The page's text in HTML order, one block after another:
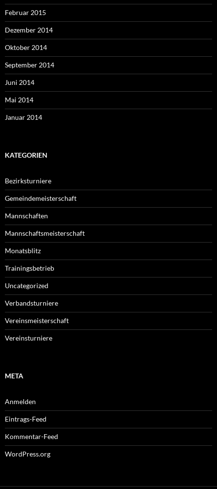
Februar 2015
Dezember 2014
Oktober 2014
September 2014
Juni 2014
Mai 2014
Januar 2014
KATEGORIEN
Bezirksturniere
Gemeindemeisterschaft
Mannschaften
Mannschaftsmeisterschaft
Monatsblitz
Trainingsbetrieb
Uncategorized
Verbandsturniere
Vereinsmeisterschaft
Vereinsturniere
META
Anmelden
Eintrags-Feed
Kommentar-Feed
WordPress.org